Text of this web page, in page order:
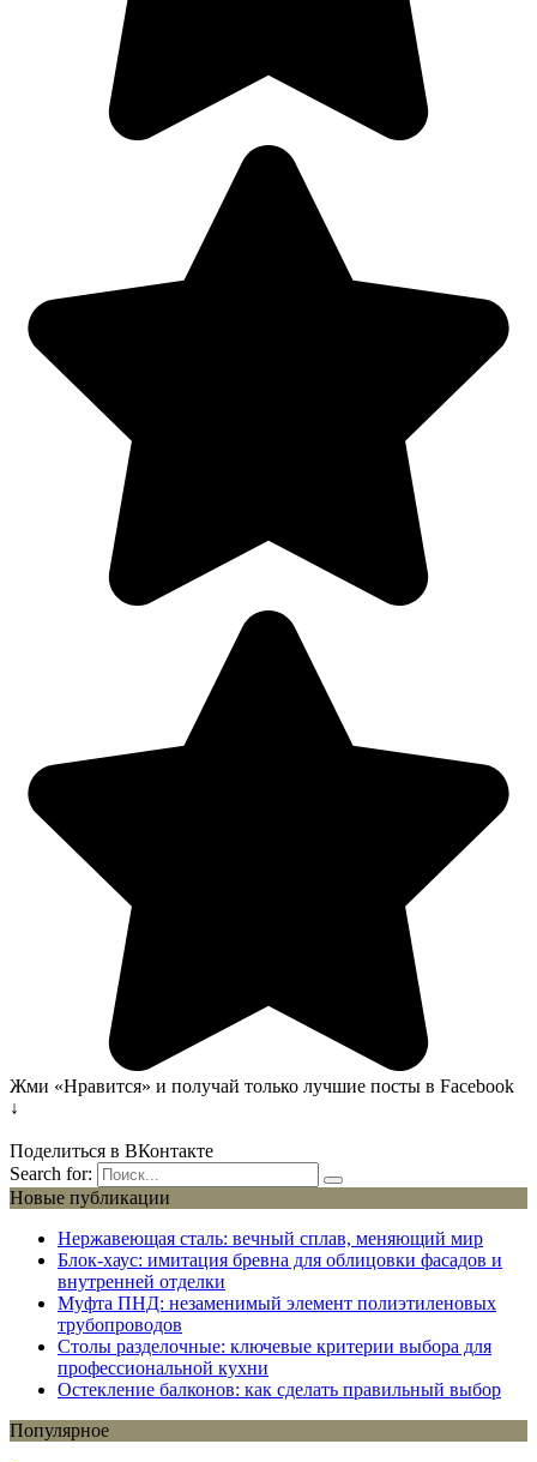
Жми «Нравится» и получай только лучшие посты в Facebook
↓
Поделиться в ВКонтакте
Search for:
Новые публикации
Нержавеющая сталь: вечный сплав, меняющий мир
Блок-хаус: имитация бревна для облицовки фасадов и
внутренней отделки
Муфта ПНД: незаменимый элемент полиэтиленовых
трубопроводов
Столы разделочные: ключевые критерии выбора для
профессиональной кухни
Остекление балконов: как сделать правильный выбор
Популярное